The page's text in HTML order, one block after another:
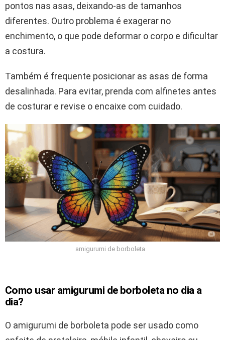
pontos nas asas, deixando-as de tamanhos
diferentes. Outro problema é exagerar no
enchimento, o que pode deformar o corpo e dificultar
a costura.
Também é frequente posicionar as asas de forma
desalinhada. Para evitar, prenda com alfinetes antes
de costurar e revise o encaixe com cuidado.
amigurumi de borboleta
Como usar amigurumi de borboleta no dia a
dia?
O amigurumi de borboleta pode ser usado como